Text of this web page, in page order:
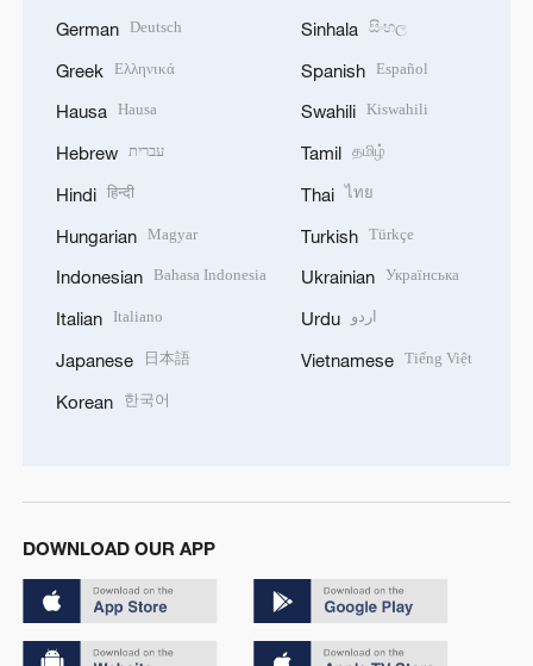
German Deutsch
Greek Ελληνικά
Hausa Hausa
Hebrew עברית
Hindi हिन्दी
Hungarian Magyar
Indonesian Bahasa Indonesia
Italian Italiano
Japanese 日本語
Korean 한국어
Sinhala සිංහල
Spanish Español
Swahili Kiswahili
Tamil தமிழ்
Thai ไทย
Turkish Türkçe
Ukrainian Українська
Urdu اردو
Vietnamese Tiếng Việt
DOWNLOAD OUR APP